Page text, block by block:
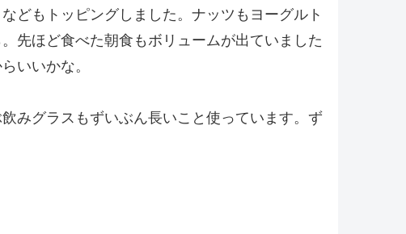
どもトッピングしました。ナッツもヨーグルト
先ほど食べた朝食もボリュームが出ていました
いいかな。
みグラスもずいぶん長いこと使っています。ず